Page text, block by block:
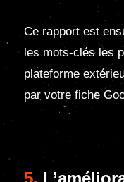
Ce rapport est
les mots-clés les
plateforme
par votre fiche
5.